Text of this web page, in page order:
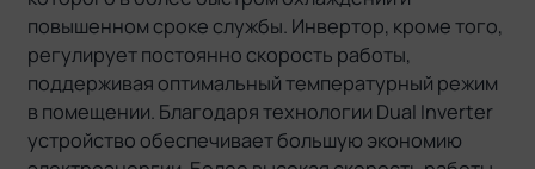
повышенном сроке службы. Инвертор, кроме того,
регулирует постоянно скорость работы,
поддерживая оптимальный температурный режим
в помещении. Благодаря технологии Dual Inverter
устройство обеспечивает большую экономию